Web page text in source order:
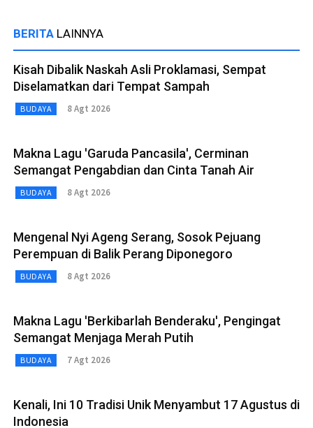
BERITA LAINNYA
Kisah Dibalik Naskah Asli Proklamasi, Sempat
Diselamatkan dari Tempat Sampah
BUDAYA 8 Agt 2026
Makna Lagu 'Garuda Pancasila', Cerminan
Semangat Pengabdian dan Cinta Tanah Air
BUDAYA 8 Agt 2026
Mengenal Nyi Ageng Serang, Sosok Pejuang
Perempuan di Balik Perang Diponegoro
BUDAYA 8 Agt 2026
Makna Lagu 'Berkibarlah Benderaku', Pengingat
Semangat Menjaga Merah Putih
BUDAYA 7 Agt 2026
Kenali, Ini 10 Tradisi Unik Menyambut 17 Agustus di
Indonesia